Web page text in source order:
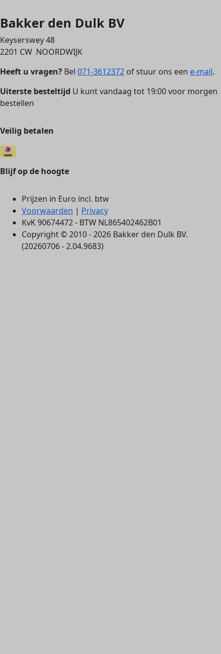
Bakker den Dulk BV
Keyserswey 48
2201 CW NOORDWIJK
Heeft u vragen? Bel 071-3612372 of stuur ons een e-mail.
Uiterste besteltijd U kunt vandaag tot 19:00 voor morgen
bestellen
Veilig betalen
Blijf op de hoogte
Prijzen in Euro incl. btw
Voorwaarden | Privacy
KvK 90674472 - BTW NL865402462B01
Copyright © 2010 - 2026 Bakker den Dulk BV.
(20260706 - 2.04.9683)